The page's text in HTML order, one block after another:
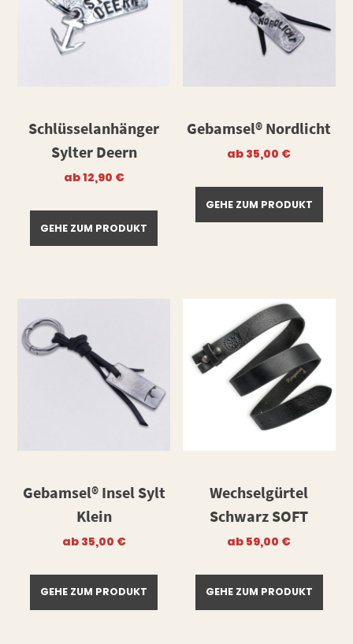
Schlüsselanhänger
Sylter Deern
ab12,90 €
GEHE ZUM PRODUKT
Gebamsel® Nordlicht
ab 35,00 €
GEHE ZUM PRODUKT
Gebamsel® Insel Sylt
Klein
ab 35,00 €
GEHE ZUM PRODUKT
Wechselgürtel
Schwarz SOFT
ab 59,00 €
GEHE ZUM PRODUKT